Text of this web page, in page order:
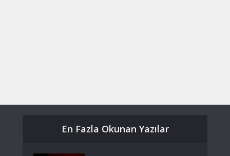
En Fazla Okunan Yazılar